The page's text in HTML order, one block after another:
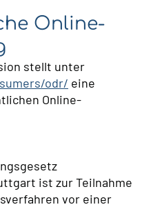
Online-
stellt unter
odr/ eine
Online-
ist zur Teilnahme
vor einer